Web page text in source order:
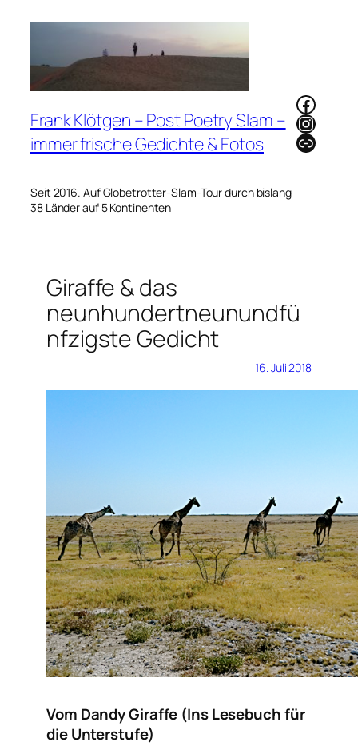
Frank Klötgen – Post Poetry Slam –
immer frische Gedichte & Fotos
Seit 2016. Auf Globetrotter-Slam-Tour durch bislang
38 Länder auf 5 Kontinenten
Link
Giraffe & das
neunhundertneunundfü
nfzigste Gedicht
16. Juli 2018
Vom Dandy Giraffe (Ins Lesebuch für
die Unterstufe)